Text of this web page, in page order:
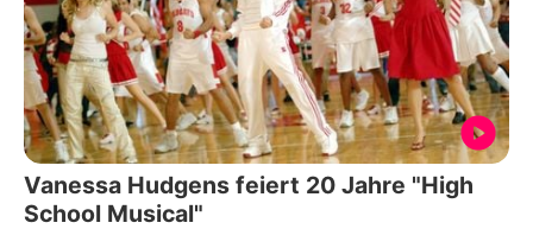
Vanessa Hudgens feiert 20 Jahre "High
School Musical"